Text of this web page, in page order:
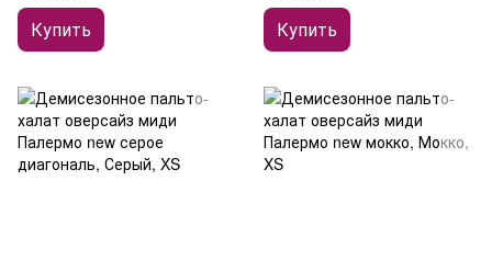
Купить Купить